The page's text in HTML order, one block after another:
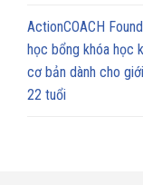
ActionCOACH
học bổng khóa học
cơ bản dành cho
22 tuổi